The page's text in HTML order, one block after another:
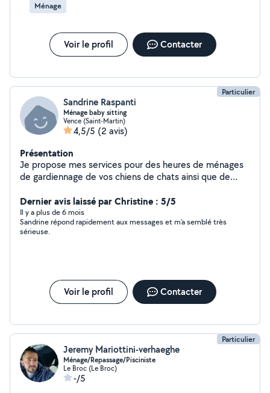
Ménage
Voir le profil Contacter
Particulier
Sandrine Raspanti
Ménage baby sitting
Vence (Saint-Martin)
4,5/5 (2 avis)
Présentation
Je propose mes services pour des heures de ménages
de gardiennage de vos chiens de chats ainsi que de
personne âgé Baby sitting Agréable fiable avec
références Meticuleuse Vence et environs
Dernier avis laissé par Christine : 5/5
Il y a plus de 6 mois
Sandrine répond rapidement aux messages et m’a semblé très
sérieuse.
Voir le profil Contacter
Particulier
Jeremy Mariottini-verhaeghe
Ménage/Repassage/Pisciniste
Le Broc (Le Broc)
-/5